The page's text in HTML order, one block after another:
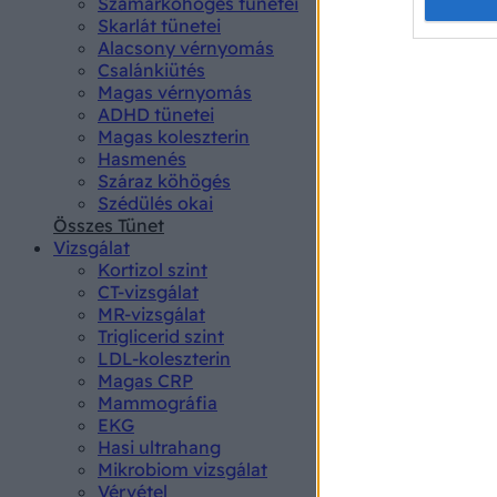
Skarlát tünetei
Alacsony vérnyomás
Csalánkiütés
Magas vérnyomás
ADHD tünetei
Magas koleszterin
Hasmenés
Száraz köhögés
Szédülés okai
Összes Tünet
Vizsgálat
Kortizol szint
CT-vizsgálat
MR-vizsgálat
Triglicerid szint
LDL-koleszterin
Magas CRP
Mammográfia
EKG
Hasi ultrahang
Mikrobiom vizsgálat
Vérvétel